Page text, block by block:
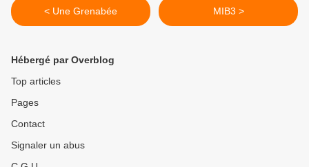
< Une Grenabée MIB3 >
Hébergé par Overblog
Top articles
Pages
Contact
Signaler un abus